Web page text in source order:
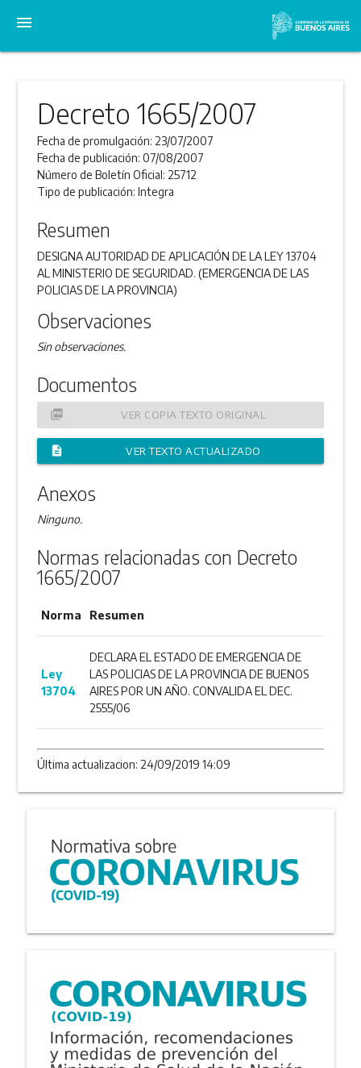
menu
Decreto 1665/2007
Fecha de promulgación: 23/07/2007
Fecha de publicación:07/08/2007
Número de Boletín Oficial: 25712
Tipo de publicación:Integra
Resumen
DESIGNA AUTORIDAD DE APLICACIÓN DE LA LEY 13704
AL MINISTERIO DE SEGURIDAD. (EMERGENCIA DE LAS
POLICIAS DE LA PROVINCIA)
Observaciones
Sin observaciones.
Documentos
picture_as_pdf VER COPIA TEXTO ORIGINAL
description VER TEXTO ACTUALIZADO
Anexos
Ninguno.
Normas relacionadas con Decreto
1665/2007
Norma Resumen
Ley
13704
DECLARA EL ESTADO DE EMERGENCIA DE
LAS POLICIAS DE LA PROVINCIA DE BUENOS
AIRES POR UN AÑO. CONVALIDA EL DEC.
2555/06
Última actualizacion: 24/09/2019 14:09